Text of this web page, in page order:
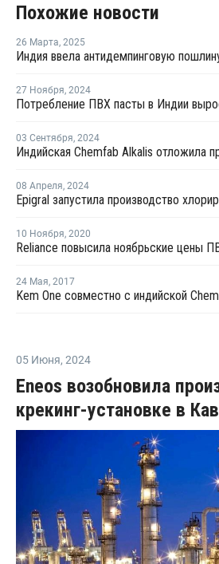
Похожие новости
26 Марта, 2025
27 Ноября, 2024
03 Сентября, 2024
08 Апреля, 2024
10 Ноября, 2020
Reliance повысила ноябрьские цены
24 Мая, 2017
05 Июня, 2024
Eneos возобновила
крекинг-установке в